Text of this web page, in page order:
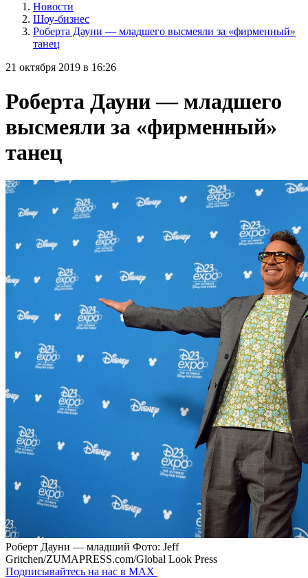
Новости
Шоу-бизнес
Роберта Дауни — младшего высмеяли за «фирменный»
танец
21 октября 2019 в 16:26
Роберта Дауни — младшего
высмеяли за «фирменный»
танец
Роберт Дауни — младший Фото: Jeff
Gritchen/ZUMAPRESS.com/Global Look Press
Подписывайтесь на нас в MAX